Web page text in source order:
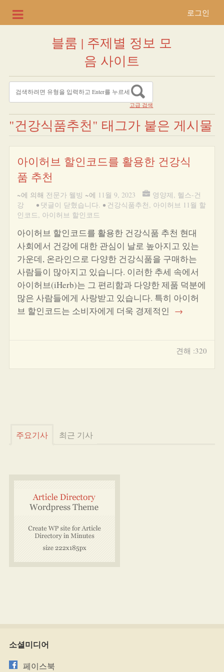
로그인
블룸 | 주제별 정보 모
음 사이트
고급 검색
"건강식품추천" 태그가 붙은 게시물
아이허브 할인코드를 활용한 건강식
품 추천
~에 의해 전문가 웰빙 ~에 11월 9, 2023 영양제, 헬스-건
강
• 댓글이 닫혔습니다. • 건강식품추천, 아이허브 11월 할
인코드, 아이허브 할인코드
아이허브 할인코드를 활용한 건강식품 추천 현대
사회에서 건강에 대한 관심이 날로 높아지고 있는
가운데, 온라인으로 다양한 건강식품을 구매하는
사람들이 많아지고 있습니다. 이러한 추세 속에서
아이허브(iHerb)는 그 편리함과 다양한 제품 덕분에
많은 사람들에게 사랑받고 있습니다. 특히 아이허
브 할인코드는 소비자에게 더욱 경제적인 →
견해 :320
주요기사 최근 기사
소셜미디어
페이스북